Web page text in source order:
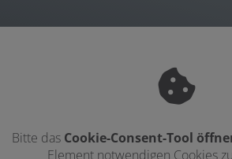
Bitte das Cookie-Consent-Tool
Element notwendigen Cookies